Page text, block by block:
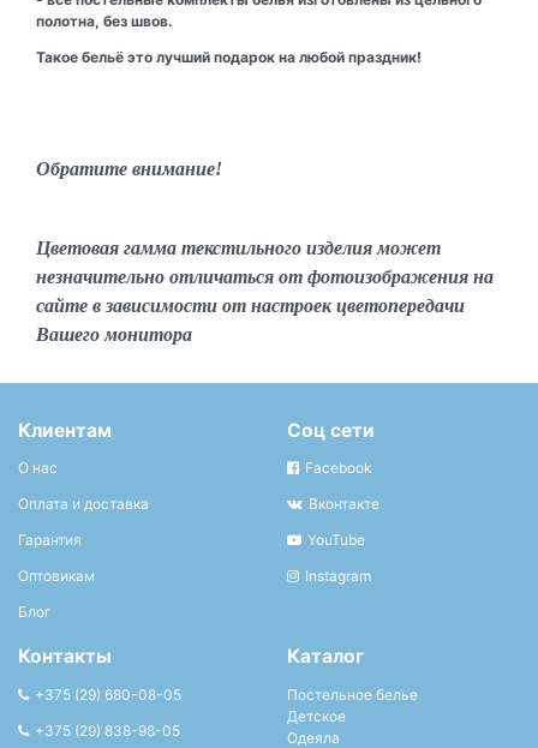
полотна, без швов.
Такое бельё это лучший подарок на любой праздник!
Обратите внимание!
Цветовая гамма текстильного изделия может
незначительно отличаться от фотоизображения на
сайте в зависимости от настроек цветопередачи
Вашего монитора
Клиентам
О нас
Оплата и доставка
Гарантия
Оптовикам
Блог
Соц сети
Facebook
Вконтакте
YouTube
Instagram
Контакты
+375 (29) 680-08-05
+375 (29) 838-98-05
Каталог
Постельное белье
Детское
Одеяла